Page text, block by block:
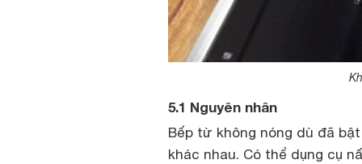
5.1 Nguyên nhân
Bếp từ không nóng dù đã
khác nhau. Có thể dụng cụ